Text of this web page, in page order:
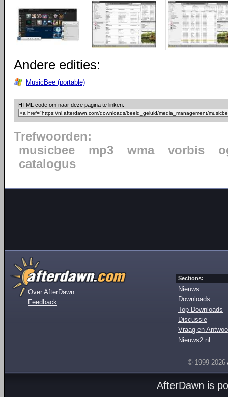
Andere edities:
MusicBee (portable)
HTML code om naar deze pagina te linken:
Trefwoorden:
musicbee
mp3 wma vorbis
catalogus
Over AfterDawn
Feedback
Sections:
Nieuws
Downloads
Top Downloads
Discussie
Vraag en
Nieuws2.nl
© 1999-2026
AfterDawn is